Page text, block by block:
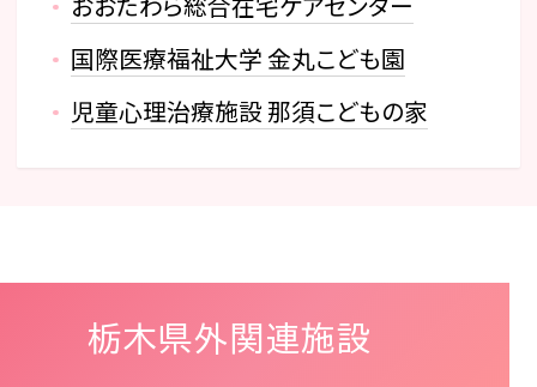
国際医療福祉大学 金丸こども園
児童心理治療施設 那須こどもの家
栃木県外関連施設